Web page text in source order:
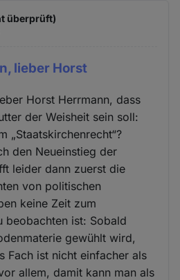
überprüft)
lieber Horst
Horst Herrmann, dass
der Weisheit sein soll:
„Staatskirchenrecht“?
den Neueinstieg der
leider dann zuerst die
von politischen
keine Zeit zum
beobachten ist: Sobald
gewühlt wird,
Fach ist nicht einfacher als
allem, damit kann man als